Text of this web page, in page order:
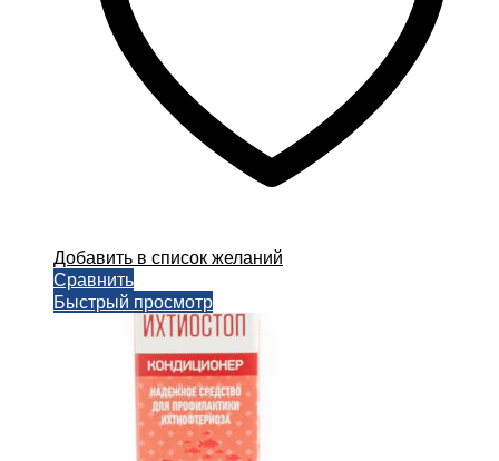
Добавить в список желаний
Сравнить
Быстрый просмотр